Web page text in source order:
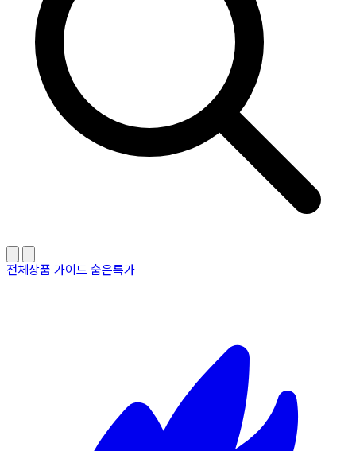
전체상품 가이드 숨은특가